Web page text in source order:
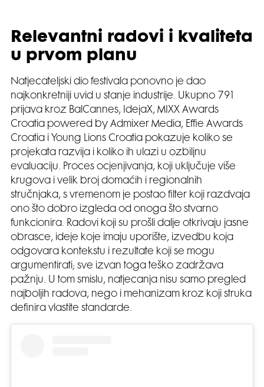
Relevantni radovi i kvaliteta
u prvom planu
Natjecateljski dio festivala ponovno je dao
najkonkretniji uvid u stanje industrije. Ukupno 791
prijava kroz BalCannes, IdejaX, MIXX Awards
Croatia powered by Admixer Media, Effie Awards
Croatia i Young Lions Croatia pokazuje koliko se
projekata razvija i koliko ih ulazi u ozbiljnu
evaluaciju. Proces ocjenjivanja, koji uključuje više
krugova i velik broj domaćih i regionalnih
stručnjaka, s vremenom je postao filter koji razdvaja
ono što dobro izgleda od onoga što stvarno
funkcionira. Radovi koji su prošli dalje otkrivaju jasne
obrasce, ideje koje imaju uporište, izvedbu koja
odgovara kontekstu i rezultate koji se mogu
argumentirati; sve izvan toga teško zadržava
pažnju. U tom smislu, natjecanja nisu samo pregled
najboljih radova, nego i mehanizam kroz koji struka
definira vlastite standarde.